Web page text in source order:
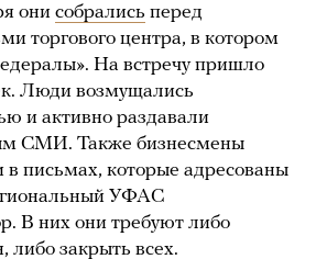
они собрались перед
торгового центра, в котором
На встречу пришло
Люди возмущались
и активно раздавали
СМИ. Также бизнесмены
в письмах, которые адресованы
УФАС
В них они требуют либо
либо закрыть всех.